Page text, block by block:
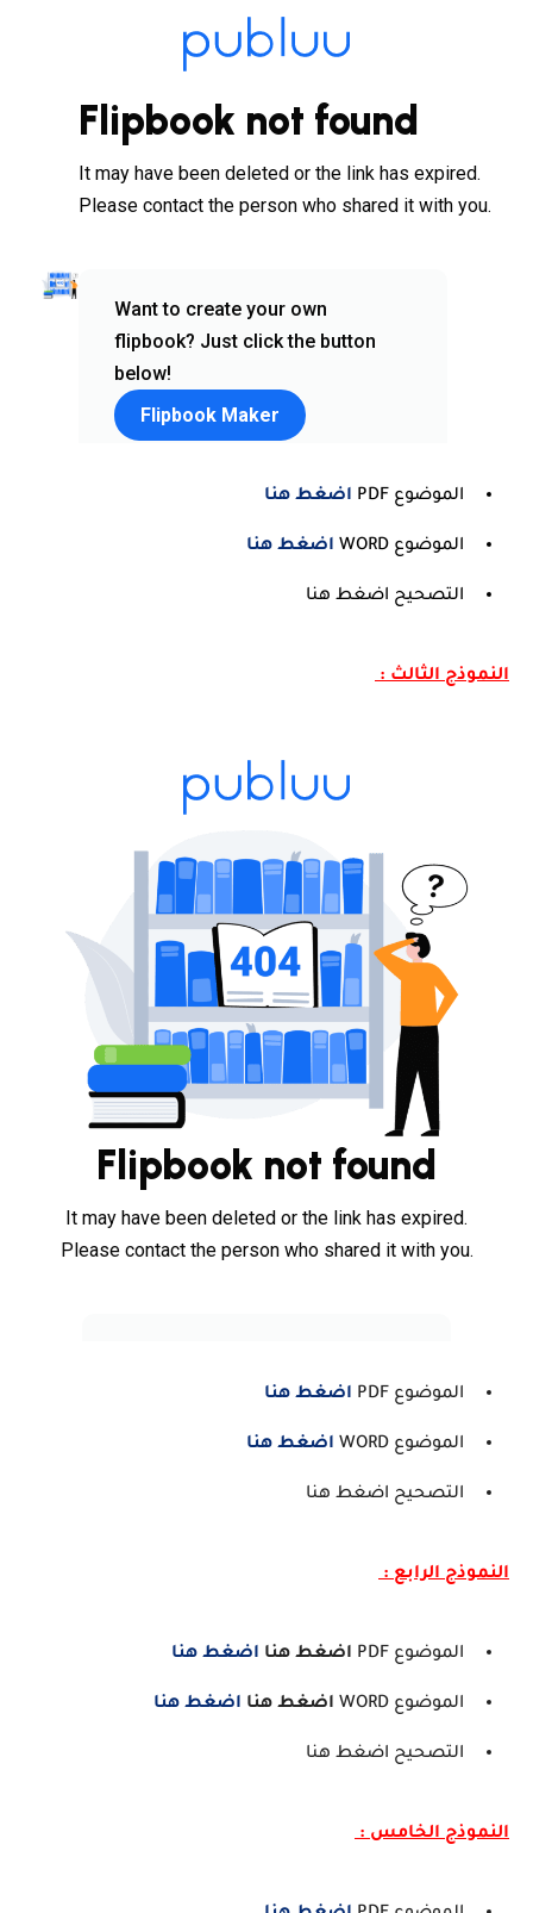
الموضوع PDF اضغط هنا
الموضوع WORD اضغط هنا
التصحيح اضغط هنا
النموذج الثالث :
الموضوع PDF اضغط هنا
الموضوع WORD اضغط هنا
التصحيح اضغط هنا
النموذج الرابع :
الموضوع PDF اضغط هنا اضغط هنا
الموضوع WORD اضغط هنا اضغط هنا
التصحيح اضغط هنا
النموذج الخامس :